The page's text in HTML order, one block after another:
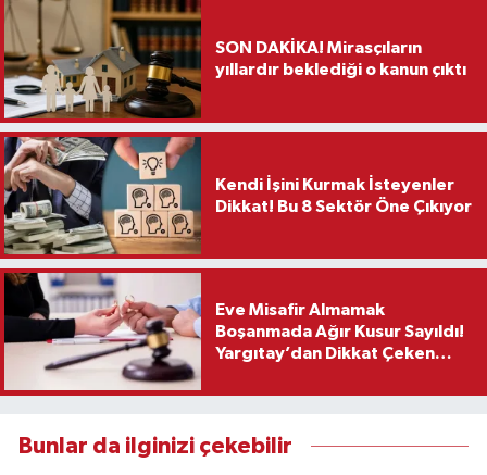
SON DAKİKA! Mirasçıların
yıllardır beklediği o kanun çıktı
Kendi İşini Kurmak İsteyenler
Dikkat! Bu 8 Sektör Öne Çıkıyor
Eve Misafir Almamak
Boşanmada Ağır Kusur Sayıldı!
Yargıtay’dan Dikkat Çeken
Bunlar da ilginizi çekebilir